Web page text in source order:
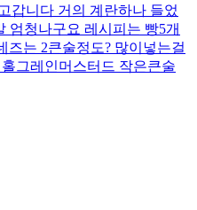
갑니다 거의 계란하나 들었
엄청나구요 레시피는 빵5개
즈는 2큰술정도? 많이넣는걸
그레인머스터드 작은큰술